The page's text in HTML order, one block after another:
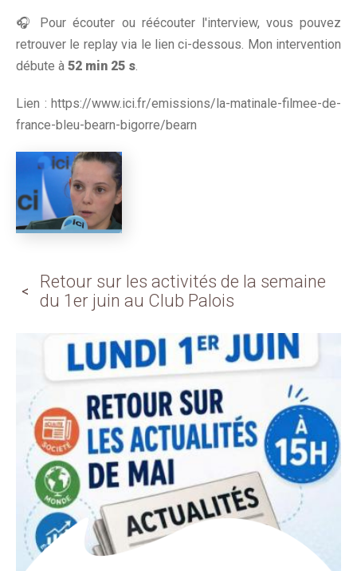
🎧 Pour écouter ou réécouter l'interview, vous pouvez
retrouver le replay via le lien ci-dessous. Mon intervention
débute à 52 min 25 s.
Lien : https://www.ici.fr/emissions/la-matinale-filmee-de-
france-bleu-bearn-bigorre/bearn
Retour sur les activités de la semaine
du 1er juin au Club Palois